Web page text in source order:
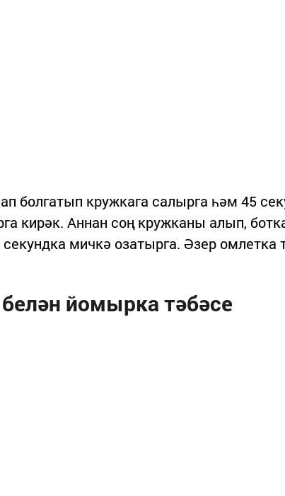
болгатып кружкага салырга һәм 45
кирәк. Аннан соң кружканы алып,
мичкә озатырга. Әзер омлетка
йомырка тәбәсе